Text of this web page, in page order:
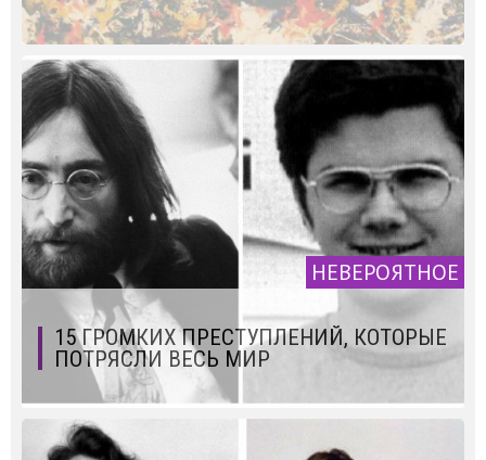
НЕВЕРОЯТНОЕ
15 ГРОМКИХ ПРЕСТУПЛЕНИЙ, КОТОРЫЕ
ПОТРЯСЛИ ВЕСЬ МИР